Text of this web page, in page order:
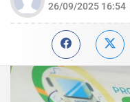
26/09/2025 16:54